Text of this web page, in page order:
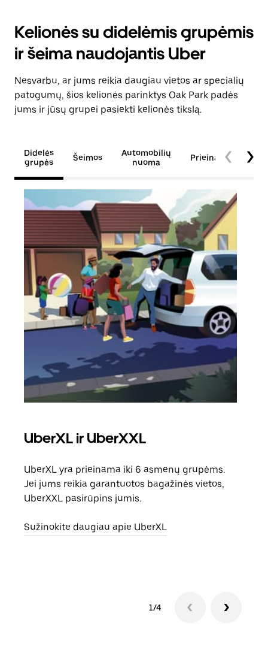
Kelionės su didelėmis grupėmis
ir šeima naudojantis Uber
Nesvarbu, ar jums reikia daugiau vietos ar specialių
patogumų, šios kelionės parinktys Oak Park padės
jums ir jūsų grupei pasiekti kelionės tikslą.
Didelės
grupės
Šeimos
Automobilių
nuoma
Prieinamumas
UberXL ir UberXXL
UberXL yra prieinama iki 6 asmenų grupėms.
Jei jums reikia garantuotos bagažinės vietos,
UberXXL pasirūpins jumis.
Sužinokite daugiau apie UberXL
1/4